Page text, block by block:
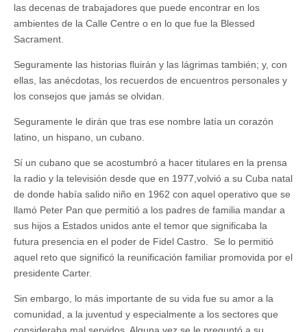
las decenas de trabajadores que puede encontrar en los
ambientes de la Calle Centre o en lo que fue la Blessed
Sacrament.
Seguramente las historias fluirán y las lágrimas también; y, con
ellas, las anécdotas, los recuerdos de encuentros personales y
los consejos que jamás se olvidan.
Seguramente le dirán que tras ese nombre latía un corazón
latino, un hispano, un cubano.
Sí un cubano que se acostumbró a hacer titulares en la prensa
la radio y la televisión desde que en 1977,volvió a su Cuba natal
de donde había salido niño en 1962 con aquel operativo que se
llamó Peter Pan que permitió a los padres de familia mandar a
sus hijos a Estados unidos ante el temor que significaba la
futura presencia en el poder de Fidel Castro. Se lo permitió
aquel reto que significó la reunificación familiar promovida por el
presidente Carter.
Sin embargo, lo más importante de su vida fue su amor a la
comunidad, a la juventud y especialmente a los sectores que